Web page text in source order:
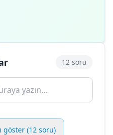
12 soru
göster (12 soru)